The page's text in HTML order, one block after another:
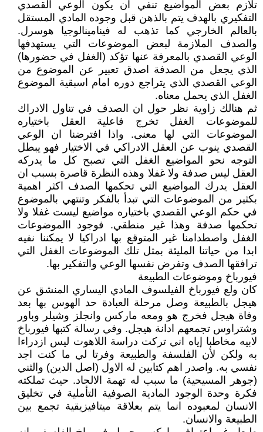
تلازم بعض المواضيع تنفي ان يكون الوعي القصدي
التفكيري بالهدف يتم بالذهن قبل وجوده المادي المستقل
بالعالم الخارجي كما تذهب له فينامينالوجيا هوسرل.
والصدف الملازمة لبعض الموضوعات التي يستهدفها
الوعي القصدي بالمعرفة عنها تؤكد (الغفل في حضورها)
الذي يجعل من الصدفة اصدق تعبير عن الموضوع من
الوعي القصدي الذي يتراجع دوره امام اسبقية الموضوع
الغفل الذي يحمل معناه.
ثم هنالك زاوية نظر حول ان الصدف في تناول الادراك
للموضوعات الغفل تخرج فاعلية العقل باختياره
الموضوعات التي لها معنى. واذا افترضنا ان الوعي
القصدي ينوب عن العقل الادراكي في الاختيار فهو يبطل
التوجه نحو المواضيع الغفل التي تصبح كل ما يدركه
العقل ليس صدفة ولا غفلا وهذه النظرة قاصرة بسبب ان
العقل يدرك المواضيع التي تحكمها الصدف اكثر اهمية
بكثير من الموضوعات التي تبدأ بالفكر وتنتهي بالموضوع
في حكم الوعي القصدي باختياره مواضيع ليست غفلا ولا
تحكمها صدفة وهذا غير منطقي. فوجود االموضوعات
الغفل واصطدامنا غير المتوقع بها ادراكيا لا يمكننا نفيه
ابدا من حياتنا المليئة بمثل تلك الموضوعات الغفل التي
ترافقها الصدف وتفرض نفسها الوعي والتفكير بها.
فيورباخ وموضوعات الطبيعة
كان ولع فيورباخ الفيلسوف المادي اليساري المنشق عن
هيجل بالطبيعة وصل مرحلة العبادة حد الهوس بها بعد
وفاة هيجل فخرج هو ومعه ماركس وانجلز وشيلر وباور
وشتراوس تجمعهم ادانة هيجل. وفي رسالة كتبها فيورباخ
لابيه مخاطبا إياه اني تركت دراسة اللاهوت ليس ازدراءا
به ولكن لأن الفلسفة والطبيعة وفرتا لي ما كنت اجد
نفسي به. واصدر اهم كتابين له الاول (اصل الدين) والثني
(جوهر المسيحية) ما سبب له تهمة الالحاد. حيث تملكته
فكرة وحدة الوجود المادية الصوفية التأملية في تخليق
الانسان لمعبوده انما يتم بعلاقة ميتافيزيقية تجمع بين
الطبيعة والانسان.